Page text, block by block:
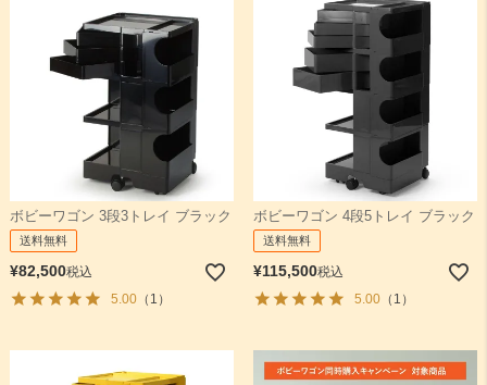
ボビーワゴン 3段3トレイ ブラック
送料無料
¥82,500税込
5.00（1）
ボビーワゴン 4段5トレイ ブラック
送料無料
¥115,500税込
5.00（1）